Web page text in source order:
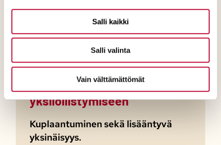
Salli kaikki
Salli valinta
Vain välttämättömät
Tekoäly, luovat sisällöt sekä
sosiaalinen media.​
Yhteisöllisyydestä
yksilöllistymiseen
Kuplaantuminen sekä lisääntyvä
yksinäisyys.​